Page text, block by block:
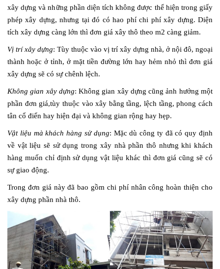
xây dựng và những phần diện tích không được thể hiện trong giấy
phép xây dựng, nhưng tại đó có hao phí chi phí xây dựng. Diện
tích xây dựng càng lớn thì đơn giá xây thô theo m2 càng giảm.
Vị trí xây dựng: Tùy thuộc vào vị trí xây dựng nhà, ở nội đô, ngoại
thành hoặc ở tỉnh, ở mặt tiền đường lớn hay hẻm nhỏ thì đơn giá
xây dựng sẽ có sự chênh lệch.
Không gian xây dựng: Không gian xây dựng cũng ảnh hưởng một
phần đơn giá,tùy thuộc vào xây bằng tầng, lệch tầng, phong cách
tân cổ điển hay hiện đại và không gian rộng hay hẹp.
Vật liệu mà khách hàng sử dụng: Mặc dù công ty đã có quy định
về vật liệu sẽ sử dụng trong xây nhà phần thô nhưng khi khách
hàng muốn chỉ định sử dụng vật liệu khác thì đơn giá cũng sẽ có
sự giao động.
Trong đơn giá này đã bao gồm chi phí nhân công hoàn thiện cho
xây dựng phần nhà thô.